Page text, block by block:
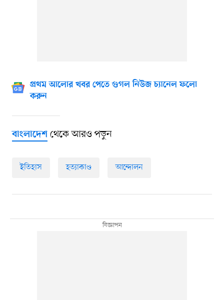
প্রথম আলোর খবর পেতে গুগল নিউজ চ্যানেল ফলো
করুন
বাংলাদেশথেকে আরও পড়ুন
ইতিহাস হত্যাকাণ্ড আন্দোলন